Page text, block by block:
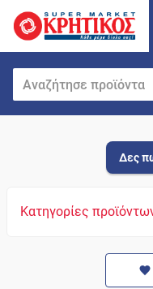
Δες
Κατηγορίες